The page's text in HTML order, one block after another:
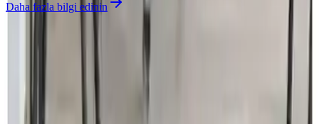
Daha fazla bilgi edinin